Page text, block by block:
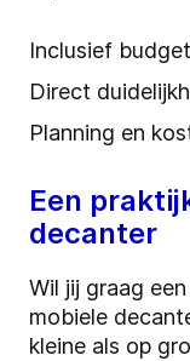
Inclusief
Direct
Planning en
Een
decanter
Wil jij graag
mobiele
kleine als op